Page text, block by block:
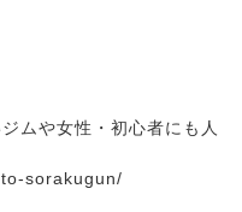
ムや女性・初心者にも人
sorakugun/